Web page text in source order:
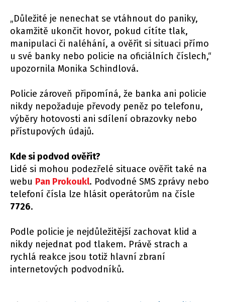
„Důležité je nenechat se vtáhnout do paniky,
okamžitě ukončit hovor, pokud cítíte tlak,
manipulaci či naléhání, a ověřit si situaci přímo
u své banky nebo policie na oficiálních číslech,“
upozornila Monika Schindlová.
Policie zároveň připomíná, že banka ani policie
nikdy nepožaduje převody peněz po telefonu,
výběry hotovosti ani sdílení obrazovky nebo
přístupových údajů.
Kde si podvod ověřit?
Lidé si mohou podezřelé situace ověřit také na
webu Pan Prokoukl. Podvodné SMS zprávy nebo
telefoní čísla lze hlásit operátorům na čísle
7726.
Podle policie je nejdůležitější zachovat klid a
nikdy nejednat pod tlakem. Právě strach a
rychlá reakce jsou totiž hlavní zbraní
internetových podvodníků.